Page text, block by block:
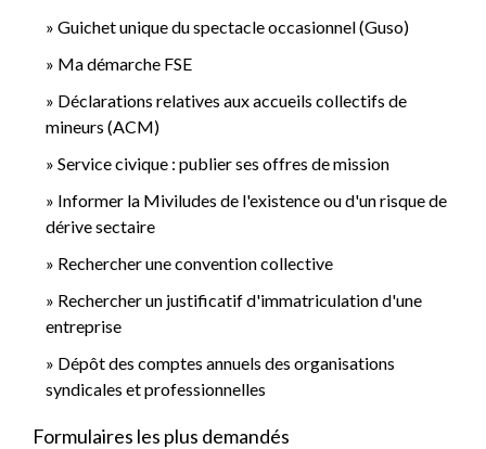
Guichet unique du spectacle occasionnel (Guso)
Ma démarche FSE
Déclarations relatives aux accueils collectifs de
mineurs (ACM)
Service civique : publier ses offres de mission
Informer la Miviludes de l'existence ou d'un risque de
dérive sectaire
Rechercher une convention collective
Rechercher un justificatif d'immatriculation d'une
entreprise
Dépôt des comptes annuels des organisations
syndicales et professionnelles
Formulaires les plus demandés